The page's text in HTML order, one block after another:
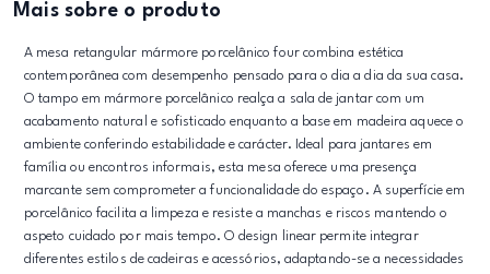
Mais sobre o produto
A mesa retangular mármore porcelânico four combina estética
contemporânea com desempenho pensado para o dia a dia da sua casa.
O tampo em mármore porcelânico realça a sala de jantar com um
acabamento natural e sofisticado enquanto a base em madeira aquece o
ambiente conferindo estabilidade e carácter. Ideal para jantares em
família ou encontros informais, esta mesa oferece uma presença
marcante sem comprometer a funcionalidade do espaço. A superfície em
porcelânico facilita a limpeza e resiste a manchas e riscos mantendo o
aspeto cuidado por mais tempo. O design linear permite integrar
diferentes estilos de cadeiras e acessórios, adaptando-se a necessidades